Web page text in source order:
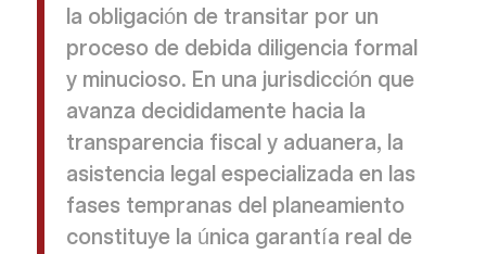
la obligación de transitar por un
proceso de debida diligencia formal
y minucioso. En una jurisdicción que
avanza decididamente hacia la
transparencia fiscal y aduanera, la
asistencia legal especializada en las
fases tempranas del planeamiento
constituye la única garantía real de